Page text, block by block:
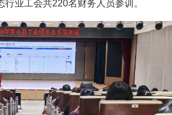
业工会共220名财务人员参训。